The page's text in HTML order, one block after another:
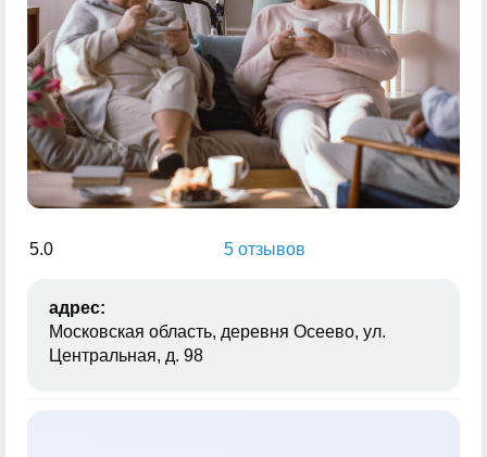
5.0 5 отзывов
адрес:
Московская область, деревня Осеево, ул.
Центральная, д. 98